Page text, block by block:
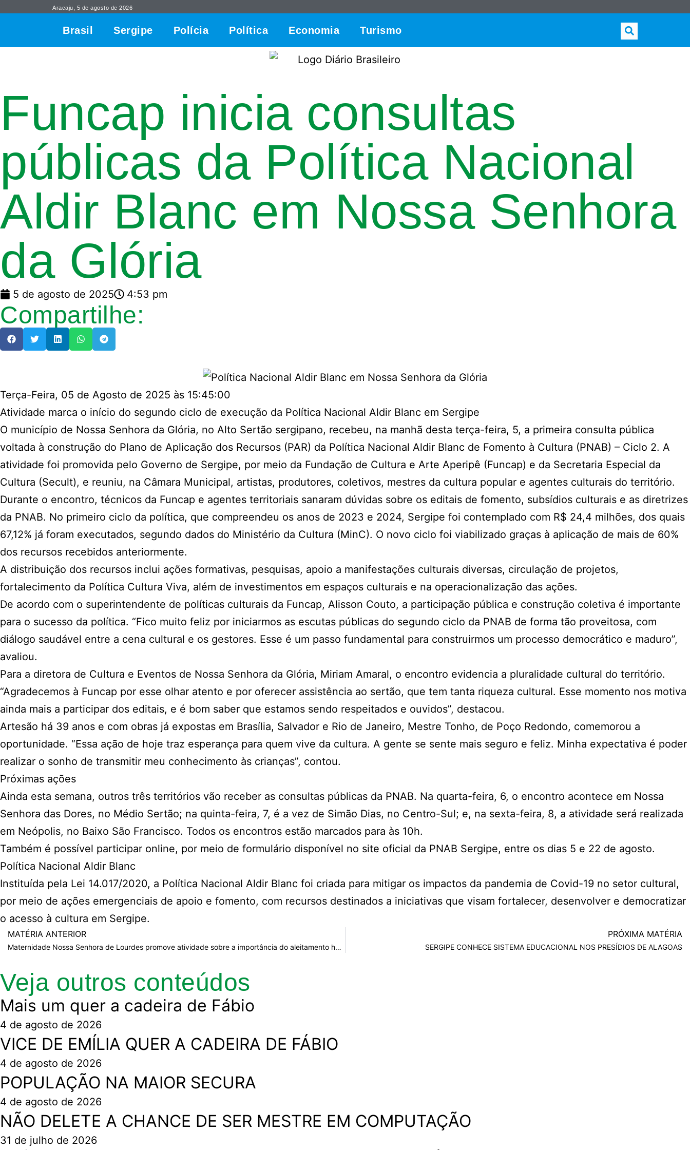
Aracaju, 5 de agosto de 2026
Brasil Sergipe Polícia Política Economia Turismo
Funcap inicia consultas
públicas da Política Nacional
Aldir Blanc em Nossa Senhora
da Glória
5 de agosto de 2025 4:53 pm
Compartilhe:
Terça-Feira, 05 de Agosto de 2025 às 15:45:00
Atividade marca o início do segundo ciclo de execução da Política Nacional Aldir Blanc em Sergipe
O município de Nossa Senhora da Glória, no Alto Sertão sergipano, recebeu, na manhã desta terça-feira, 5, a primeira consulta pública
voltada à construção do Plano de Aplicação dos Recursos (PAR) da Política Nacional Aldir Blanc de Fomento à Cultura (PNAB) – Ciclo 2. A
atividade foi promovida pelo Governo de Sergipe, por meio da Fundação de Cultura e Arte Aperipê (Funcap) e da Secretaria Especial da
Cultura (Secult), e reuniu, na Câmara Municipal, artistas, produtores, coletivos, mestres da cultura popular e agentes culturais do território.
Durante o encontro, técnicos da Funcap e agentes territoriais sanaram dúvidas sobre os editais de fomento, subsídios culturais e as diretrizes
da PNAB. No primeiro ciclo da política, que compreendeu os anos de 2023 e 2024, Sergipe foi contemplado com R$ 24,4 milhões, dos quais
67,12% já foram executados, segundo dados do Ministério da Cultura (MinC). O novo ciclo foi viabilizado graças à aplicação de mais de 60%
dos recursos recebidos anteriormente.
A distribuição dos recursos inclui ações formativas, pesquisas, apoio a manifestações culturais diversas, circulação de projetos,
fortalecimento da Política Cultura Viva, além de investimentos em espaços culturais e na operacionalização das ações.
De acordo com o superintendente de políticas culturais da Funcap, Alisson Couto, a participação pública e construção coletiva é importante
para o sucesso da política. “Fico muito feliz por iniciarmos as escutas públicas do segundo ciclo da PNAB de forma tão proveitosa, com
diálogo saudável entre a cena cultural e os gestores. Esse é um passo fundamental para construirmos um processo democrático e maduro”,
avaliou.
Para a diretora de Cultura e Eventos de Nossa Senhora da Glória, Miriam Amaral, o encontro evidencia a pluralidade cultural do território.
“Agradecemos à Funcap por esse olhar atento e por oferecer assistência ao sertão, que tem tanta riqueza cultural. Esse momento nos motiva
ainda mais a participar dos editais, e é bom saber que estamos sendo respeitados e ouvidos”, destacou.
Artesão há 39 anos e com obras já expostas em Brasília, Salvador e Rio de Janeiro, Mestre Tonho, de Poço Redondo, comemorou a
oportunidade. “Essa ação de hoje traz esperança para quem vive da cultura. A gente se sente mais seguro e feliz. Minha expectativa é poder
realizar o sonho de transmitir meu conhecimento às crianças”, contou.
Próximas ações
Ainda esta semana, outros três territórios vão receber as consultas públicas da PNAB. Na quarta-feira, 6, o encontro acontece em Nossa
Senhora das Dores, no Médio Sertão; na quinta-feira, 7, é a vez de Simão Dias, no Centro-Sul; e, na sexta-feira, 8, a atividade será realizada
em Neópolis, no Baixo São Francisco. Todos os encontros estão marcados para às 10h.
Também é possível participar online, por meio de formulário disponível no site oficial da PNAB Sergipe, entre os dias 5 e 22 de agosto.
Política Nacional Aldir Blanc
Instituída pela Lei 14.017/2020, a Política Nacional Aldir Blanc foi criada para mitigar os impactos da pandemia de Covid-19 no setor cultural,
por meio de ações emergenciais de apoio e fomento, com recursos destinados a iniciativas que visam fortalecer, desenvolver e democratizar
o acesso à cultura em Sergipe.
MATÉRIA ANTERIOR
Maternidade Nossa Senhora de Lourdes promove atividade sobre a importância do aleitamento humano
PRÓXIMA MATÉRIA
SERGIPE CONHECE SISTEMA EDUCACIONAL NOS PRESÍDIOS DE ALAGOAS
Veja outros conteúdos
Mais um quer a cadeira de Fábio
4 de agosto de 2026
VICE DE EMÍLIA QUER A CADEIRA DE FÁBIO
4 de agosto de 2026
POPULAÇÃO NA MAIOR SECURA
4 de agosto de 2026
NÃO DELETE A CHANCE DE SER MESTRE EM COMPUTAÇÃO
31 de julho de 2026